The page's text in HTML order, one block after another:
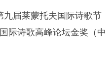
九届莱蒙托夫国际诗歌节
际诗歌高峰论坛金奖（中